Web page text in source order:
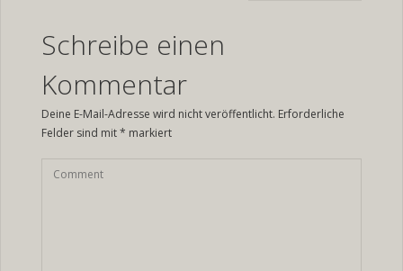
Schreibe einen
Kommentar
Deine E-Mail-Adresse wird nicht veröffentlicht. Erforderliche
Felder sind mit* markiert